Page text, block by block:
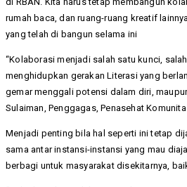
rumah baca, dan ruang-ruang kreatif
yang telah di bangun selama ini
“Kolaborasi menjadi salah satu kunci,
menghidupkan gerakan Literasi yang
gemar menggali potensi dalam diri,
Sulaiman, Penggagas, Penasehat
Menjadi penting bila hal seperti ini tetap
sama antar instansi-instansi yang mau
berbagi untuk masyarakat disekitarnya,